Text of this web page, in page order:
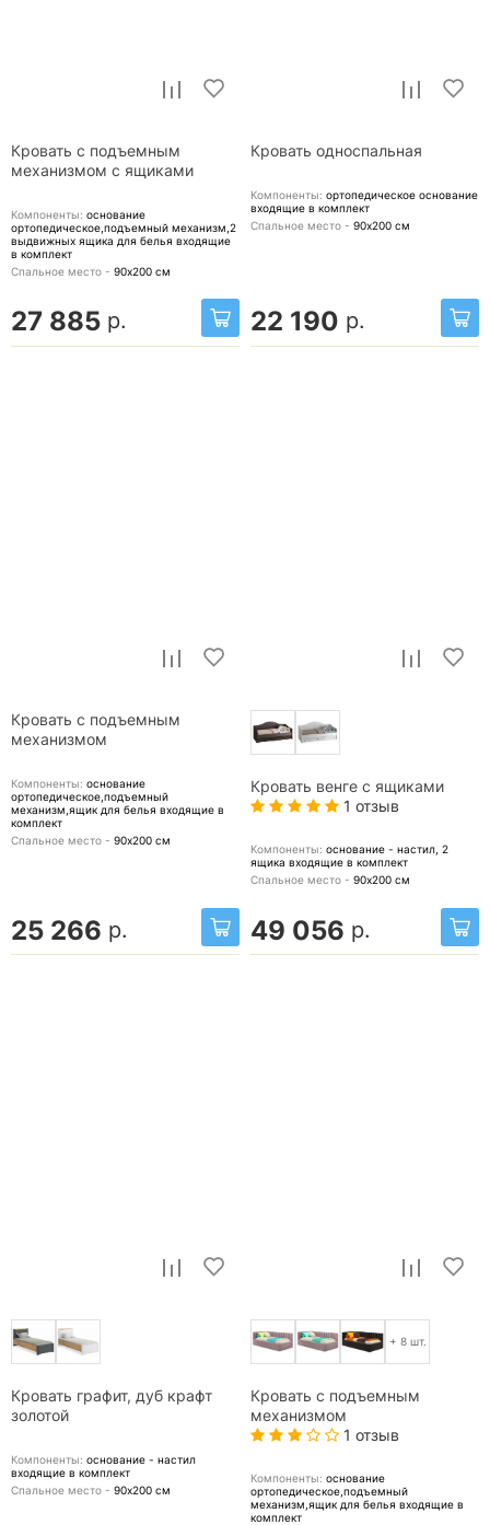
Кровать с подъемным
механизмом с ящиками
Компоненты: основание
ортопедическое,подъемный механизм,2
выдвижных ящика для белья входящие
в комплект
Спальное место - 90х200 см
27 885 р.
Кровать односпальная
Компоненты: ортопедическое основание
входящие в комплект
Спальное место - 90х200 см
22 190 р.
Кровать с подъемным
механизмом
Компоненты: основание
ортопедическое,подъемный
механизм,ящик для белья входящие в
комплект
Спальное место - 90х200 см
25 266 р.
Кровать венге с ящиками
1 отзыв
Компоненты: основание - настил, 2
ящика входящие в комплект
Спальное место - 90х200 см
49 056 р.
Кровать графит, дуб крафт
золотой
Компоненты: основание - настил
входящие в комплект
Спальное место - 90х200 см
+ 8 шт.
Кровать с подъемным
механизмом
1 отзыв
Компоненты: основание
ортопедическое,подъемный
механизм,ящик для белья входящие в
комплект